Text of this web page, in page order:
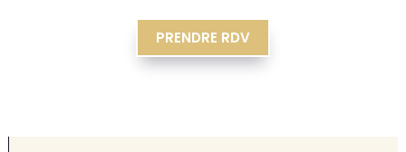
PRENDRE RDV